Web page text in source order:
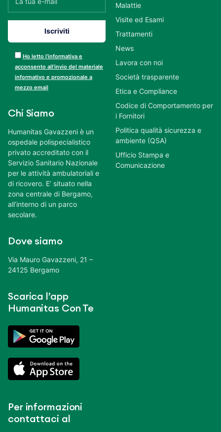
Ho letto l’informativa e
acconsento all’invio del materiale
informativo e promozionale a
mezzo email
Chi Siamo
Humanitas Gavazzeni è un
ospedale polispecialistico
privato accreditato con il
Servizio Sanitario Nazionale
per le attività ambulatoriali e
di ricovero. E’ situato nella
zona centrale di Bergamo,
all’interno di un parco
secolare.
Dove siamo
Via Mauro Gavazzeni, 21 –
24125 Bergamo
Scarica l’app
Humanitas Con Te
Per informazioni
contattaci al
Malattie
Visite ed Esami
Trattamenti
News
Lavora con noi
Società trasparente
Etica e Compliance
Codice di Comportamento per
i Fornitori
Politica qualità sicurezza e
ambiente (QSA)
Ufficio Stampa e
Comunicazione